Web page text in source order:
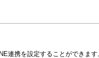
連携を設定することができます